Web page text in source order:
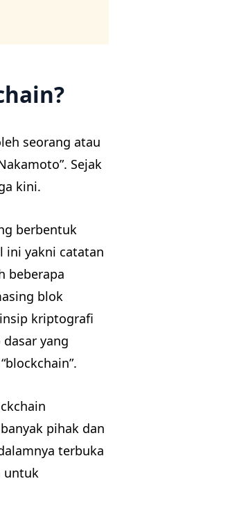
seorang atau
Sejak
kini.
berbentuk
ini yakni catatan
beberapa
blok
kriptografi
yang
pihak dan
terbuka
untuk